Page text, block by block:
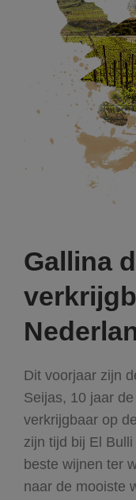
Gallina
Dit voorjaar zijn
Seijas, 10 jaar
verkrijgbaar op
zijn tijd bij El
beste wijnen ter
naar de mooiste